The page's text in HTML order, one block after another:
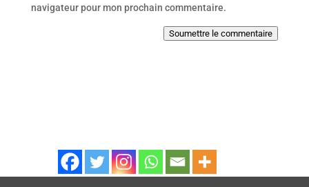
navigateur pour mon prochain commentaire.
Soumettre le commentaire